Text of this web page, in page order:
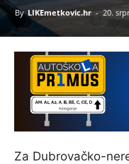
By LIKEmetkovic.hr - 20.
Za Dubrovačko-